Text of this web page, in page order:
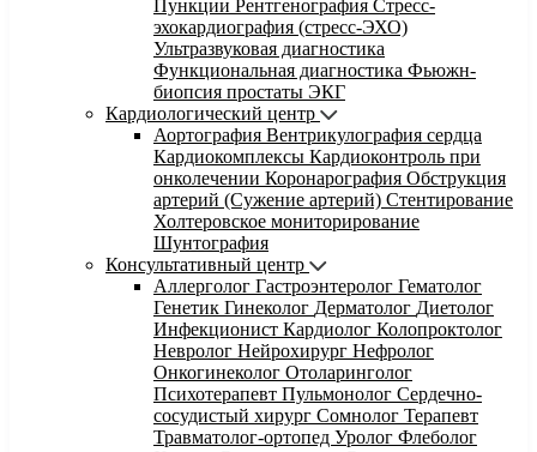
Пункции Рентгенография Стресс-
эхокардиография (стресс-ЭХО)
Ультразвуковая диагностика
Функциональная диагностика Фьюжн-
биопсия простаты ЭКГ
Кардиологический центр
Аортография Вентрикулография сердца
Кардиокомплексы Кардиоконтроль при
онколечении Коронарография Обструкция
артерий (Сужение артерий) Стентирование
Холтеровское мониторирование
Шунтография
Консультативный центр
Аллерголог Гастроэнтеролог Гематолог
Генетик Гинеколог Дерматолог Диетолог
Инфекционист Кардиолог Колопроктолог
Невролог Нейрохирург Нефролог
Онкогинеколог Отоларинголог
Психотерапевт Пульмонолог Сердечно-
сосудистый хирург Сомнолог Терапевт
Травматолог-ортопед Уролог Флеболог